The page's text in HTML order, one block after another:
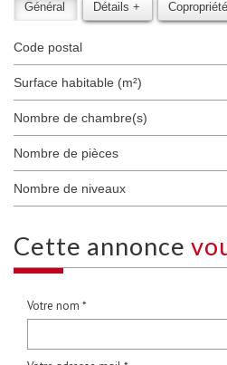
Général Détails + Copropriété
Code postal
Surface habitable (m²)
Nombre de chambre(s)
Nombre de pièces
Nombre de niveaux
cette annonce
Votre nom *